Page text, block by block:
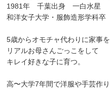
1981年 千葉出身 一白水星
和洋女子大学・服飾造形学科卒
5歳からオモチャ代わりに家事
リアルお母さんごっこをして
キレイ好きな子に育つ。
高〜大学7年間で洋服や手芸作り